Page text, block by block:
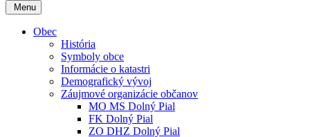
Menu
Obec
História
Symboly obce
Informácie o katastri
Demografický vývoj
Záujmové organizácie občanov
MO MS Dolný Pial
FK Dolný Pial
ZO DHZ Dolný Pial